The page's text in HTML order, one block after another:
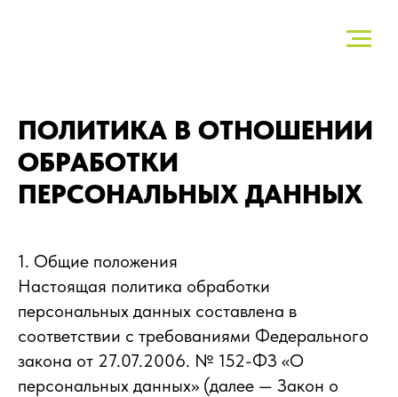
ПОЛИТИКА В ОТНОШЕНИИ
ОБРАБОТКИ
ПЕРСОНАЛЬНЫХ ДАННЫХ
1. Общие положения
Настоящая политика обработки
персональных данных составлена в
соответствии с требованиями Федерального
закона от 27.07.2006. № 152-ФЗ «О
персональных данных» (далее — Закон о